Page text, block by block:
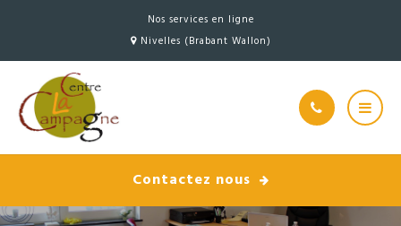
Nos services en ligne
Nivelles (Brabant Wallon)
Contactez nous